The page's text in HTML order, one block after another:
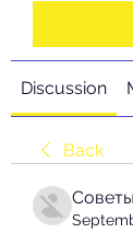
Discussion
Back